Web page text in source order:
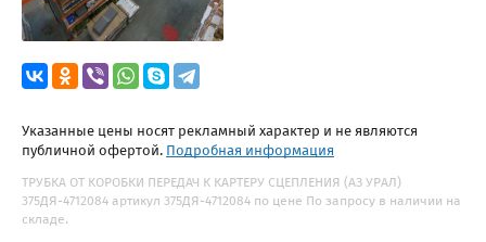
Указанные цены носят рекламный характер и не являются
публичной офертой. Подробная информация
ТРУБКА ОТ КОРОБКИ ПЕРЕДАЧ К КАРТЕРУ СЦЕПЛЕНИЯ (АЗ УРАЛ)
375ДЯ-4712084 артикул 375ДЯ-4712084 по цене По запросу в наличии на
складе.